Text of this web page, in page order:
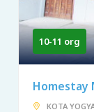
10-11 org
Homestay
KOTA